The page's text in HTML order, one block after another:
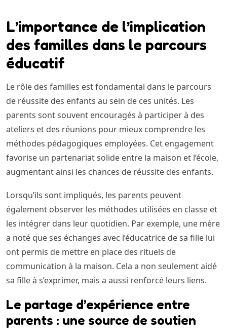
L’importance de l’implication
des familles dans le parcours
éducatif
Le rôle des familles est fondamental dans le parcours
de réussite des enfants au sein de ces unités. Les
parents sont souvent encouragés à participer à des
ateliers et des réunions pour mieux comprendre les
méthodes pédagogiques employées. Cet engagement
favorise un partenariat solide entre la maison et l’école,
augmentant ainsi les chances de réussite des enfants.
Lorsqu’ils sont impliqués, les parents peuvent
également observer les méthodes utilisées en classe et
les intégrer dans leur quotidien. Par exemple, une mère
a noté que ses échanges avec l’éducatrice de sa fille lui
ont permis de mettre en place des rituels de
communication à la maison. Cela a non seulement aidé
sa fille à s’exprimer, mais a aussi renforcé leurs liens.
Le partage d’expérience entre
parents : une source de soutien